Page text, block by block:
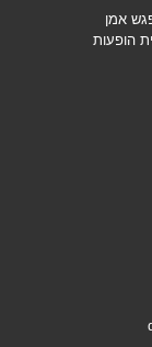
אמן
הופעות